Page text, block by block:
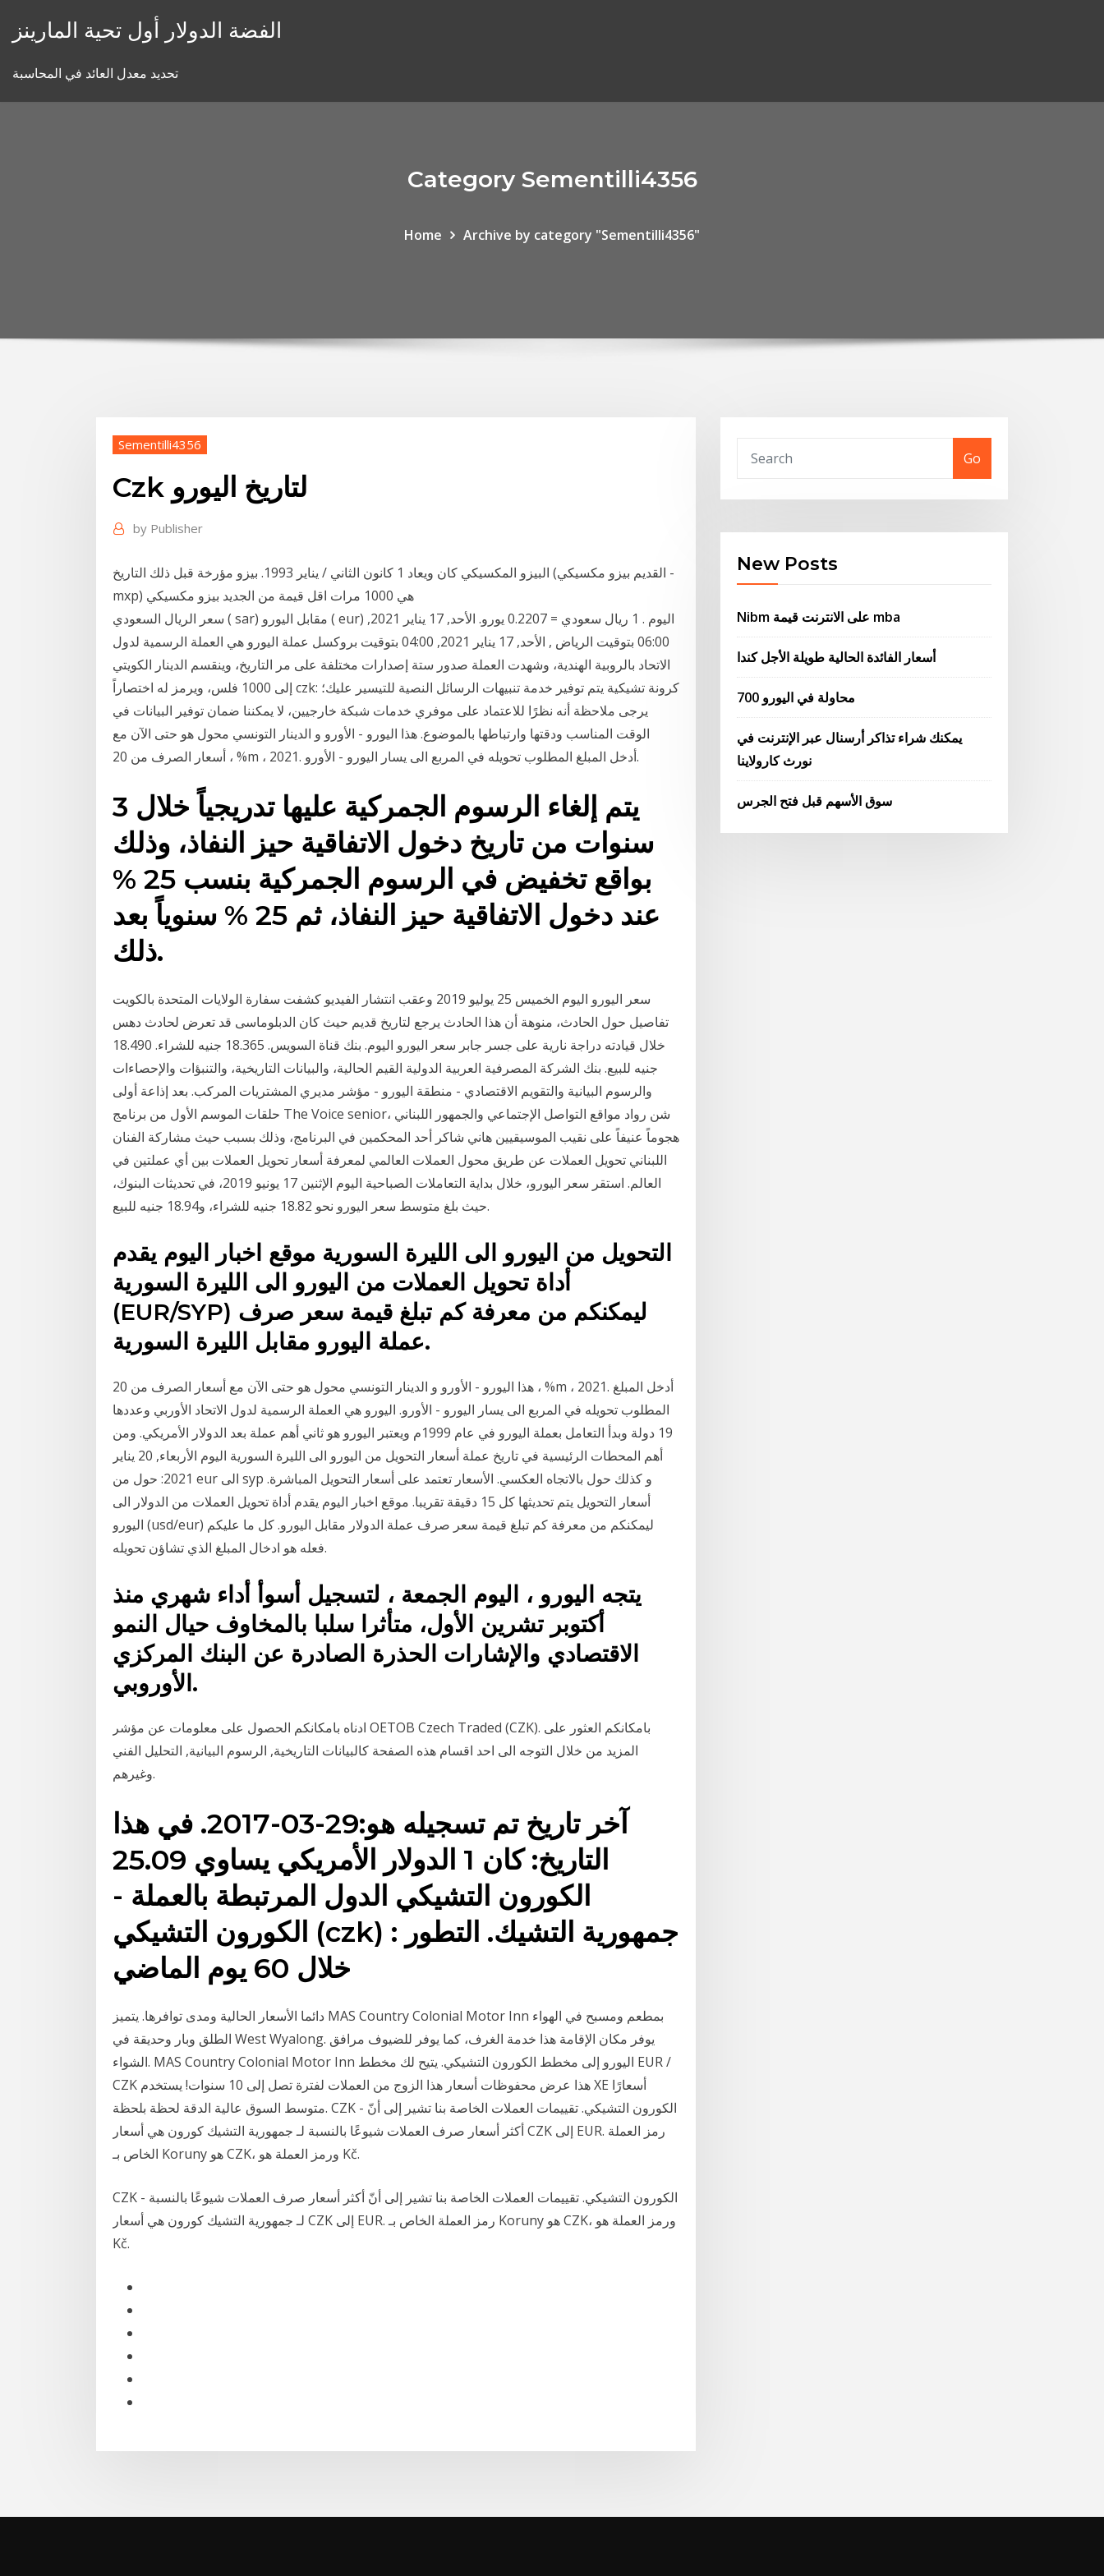
الفضة الدولار أول تحية المارينز
تحديد معدل العائد في المحاسبة
Category Sementilli4356
Home Archive by category "Sementilli4356"
Sementilli4356
Czk لتاريخ اليورو
by Publisher
البيزو المكسيكي كان ويعاد 1 كانون الثاني / يناير 1993. بيزو مؤرخة قبل ذلك التاريخ (القديم بيزو مكسيكي -
سعر الريال السعودي ( sar) مقابل اليورو ( eur) اليوم . 1 ريال سعودي = 0.2207 يورو. الأحد, 17 يناير 2021,
06:00 بتوقيت الرياض , الأحد, 17 يناير 2021, 04:00 بتوقيت بروكسل عملة اليورو هي العملة الرسمية لدول
الاتحاد بالروبية الهندية، وشهدت العملة صدور ستة إصدارات مختلفة على مر التاريخ، وينقسم الدينار الكويتي
إلى 1000 فلس، ويرمز له اختصاراً czk: كرونة تشيكية يتم توفير خدمة تنبيهات الرسائل النصية للتيسير عليك؛
يرجى ملاحظة أنه نظرًا للاعتماد على موفري خدمات شبكة خارجيين، لا يمكننا ضمان توفير البيانات في
الوقت المناسب ودقتها وارتباطها بالموضوع. هذا اليورو - الأورو و الدينار التونسي محول هو حتى الآن مع
أسعار الصرف من 20 ، %m ، 2021. أدخل المبلغ المطلوب تحويله في المربع الى يسار اليورو - الأورو.
يتم إلغاء الرسوم الجمركية عليها تدريجياً خلال 3
سنوات من تاريخ دخول الاتفاقية حيز النفاذ، وذلك
بواقع تخفيض في الرسوم الجمركية بنسب 25 %
عند دخول الاتفاقية حيز النفاذ، ثم 25 % سنوياً بعد
ذلك.
سعر اليورو اليوم الخميس 25 يوليو 2019 وعقب انتشار الفيديو كشفت سفارة الولايات المتحدة بالكويت
تفاصيل حول الحادث، منوهة أن هذا الحادث يرجع لتاريخ قديم حيث كان الدبلوماسى قد تعرض لحادث دهس
خلال قيادته دراجة نارية على جسر جابر سعر اليورو اليوم. بنك قناة السويس. 18.365 جنيه للشراء. 18.490
جنيه للبيع. بنك الشركة المصرفية العربية الدولية القيم الحالية، والبيانات التاريخية، والتنبؤات والإحصاءات
والرسوم البيانية والتقويم الاقتصادي - منطقة اليورو - مؤشر مديري المشتريات المركب. بعد إذاعة أولى
حلقات الموسم الأول من برنامج The Voice senior، شن رواد مواقع التواصل الإجتماعي والجمهور اللبناني
هجوماً عنيفاً على نقيب الموسيقيين هاني شاكر أحد المحكمين في البرنامج، وذلك بسبب حيث مشاركة الفنان
اللبناني تحويل العملات عن طريق محول العملات العالمي لمعرفة أسعار تحويل العملات بين أي عملتين في
العالم. استقر سعر اليورو، خلال بداية التعاملات الصباحية اليوم الإثنين 17 يونيو 2019، في تحديثات البنوك،
حيث بلغ متوسط سعر اليورو نحو 18.82 جنيه للشراء، و18.94 جنيه للبيع.
التحويل من اليورو الى الليرة السورية موقع اخبار اليوم يقدم
أداة تحويل العملات من اليورو الى الليرة السورية
(EUR/SYP) ليمكنكم من معرفة كم تبلغ قيمة سعر صرف
عملة اليورو مقابل الليرة السورية.
هذا اليورو - الأورو و الدينار التونسي محول هو حتى الآن مع أسعار الصرف من 20 ، %m ، 2021. أدخل المبلغ
المطلوب تحويله في المربع الى يسار اليورو - الأورو. اليورو هي العملة الرسمية لدول الاتحاد الأوربي وعددها
19 دولة وبدأ التعامل بعملة اليورو في عام 1999م ويعتبر اليورو هو ثاني أهم عملة بعد الدولار الأمريكي. ومن
أهم المحطات الرئيسية في تاريخ عملة أسعار التحويل من اليورو الى الليرة السورية اليوم الأربعاء, 20 يناير
2021: حول من eur الى syp و كذلك حول بالاتجاه العكسي. الأسعار تعتمد على أسعار التحويل المباشرة.
أسعار التحويل يتم تحديثها كل 15 دقيقة تقريبا. موقع اخبار اليوم يقدم أداة تحويل العملات من الدولار الى
اليورو (usd/eur) ليمكنكم من معرفة كم تبلغ قيمة سعر صرف عملة الدولار مقابل اليورو. كل ما عليكم
فعله هو ادخال المبلغ الذي تشاؤن تحويله.
يتجه اليورو ، اليوم الجمعة ، لتسجيل أسوأ أداء شهري منذ
أكتوبر تشرين الأول، متأثرا سلبا بالمخاوف حيال النمو
الاقتصادي والإشارات الحذرة الصادرة عن البنك المركزي
الأوروبي.
ادناه بامكانكم الحصول على معلومات عن مؤشر OETOB Czech Traded (CZK). بامكانكم العثور على
المزيد من خلال التوجه الى احد اقسام هذه الصفحة كالبيانات التاريخية, الرسوم البيانية, التحليل الفني
وغيرهم.
آخر تاريخ تم تسجيله هو:29-03-2017. في هذا
التاريخ: كان 1 الدولار الأمريكي يساوي 25.09
الكورون التشيكي الدول المرتبطة بالعملة -
الكورون التشيكي (czk) : جمهورية التشيك. التطور
خلال 60 يوم الماضي
دائما الأسعار الحالية ومدى توافرها. يتميز MAS Country Colonial Motor Inn بمطعم ومسبح في الهواء
الطلق وبار وحديقة في West Wyalong. يوفر مكان الإقامة هذا خدمة الغرف، كما يوفر للضيوف مرافق
الشواء. MAS Country Colonial Motor Inn اليورو إلى مخطط الكورون التشيكي. يتيح لك مخطط EUR /
CZK هذا عرض محفوظات أسعار هذا الزوج من العملات لفترة تصل إلى 10 سنوات! يستخدم XE أسعارًا
متوسط السوق عالية الدقة لحظة بلحظة. CZK - الكورون التشيكي. تقييمات العملات الخاصة بنا تشير إلى أنّ
أكثر أسعار صرف العملات شيوعًا بالنسبة لـ جمهورية التشيك كورون هي أسعار CZK إلى EUR. رمز العملة
الخاص بـ Koruny هو CZK، ورمز العملة هو Kč.
CZK - الكورون التشيكي. تقييمات العملات الخاصة بنا تشير إلى أنّ أكثر أسعار صرف العملات شيوعًا بالنسبة
لـ جمهورية التشيك كورون هي أسعار CZK إلى EUR. رمز العملة الخاص بـ Koruny هو CZK، ورمز العملة هو
Kč.
Go
New Posts
Nibm على الانترنت قيمة mba
أسعار الفائدة الحالية طويلة الأجل كندا
700 محاولة في اليورو
يمكنك شراء تذاكر أرسنال عبر الإنترنت في
نورث كارولاينا
سوق الأسهم قبل فتح الجرس